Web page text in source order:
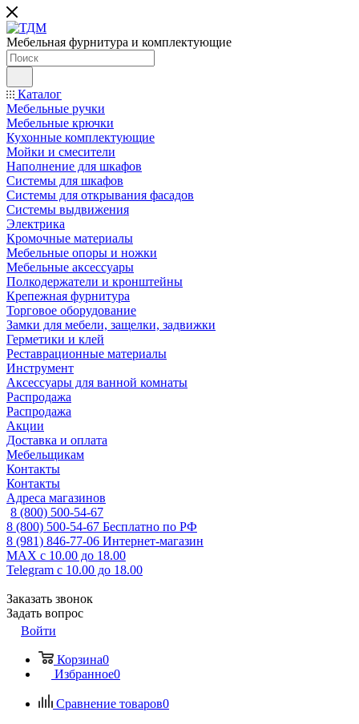
Мебельная фурнитура и комплектующие
Каталог
Мебельные ручки
Мебельные крючки
Кухонные комплектующие
Мойки и смесители
Наполнение для шкафов
Cистемы для шкафов
Системы для открывания фасадов
Системы выдвижения
Электрика
Кромочные материалы
Мебельные опоры и ножки
Мебельные аксессуары
Полкодержатели и кронштейны
Крепежная фурнитура
Торговое оборудование
Замки для мебели, защелки, задвижки
Герметики и клей
Реставрационные материалы
Инструмент
Аксессуары для ванной комнаты
Распродажа
Распродажа
Акции
Доставка и оплата
Мебельщикам
Контакты
Контакты
Адреса магазинов
8 (800) 500-54-67
8 (800) 500-54-67 Бесплатно по РФ
8 (981) 846-77-06 Интернет-магазин
MAX с 10.00 до 18.00
Telegram с 10.00 до 18.00
Заказать звонок
Задать вопрос
Войти
Корзина0
Избранное0
Сравнение товаров0